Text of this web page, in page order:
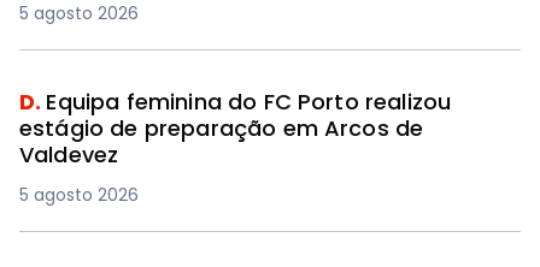
5 agosto 2026
D. Equipa feminina do FC Porto realizou
estágio de preparação em Arcos de
Valdevez
5 agosto 2026